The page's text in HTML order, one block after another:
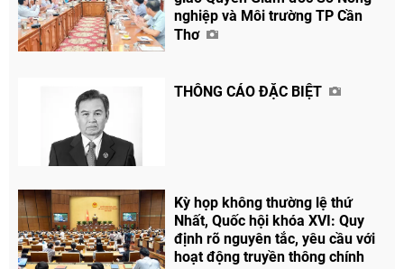
nghiệp và Môi trường TP Cần
Thơ
THÔNG CÁO ĐẶC BIỆT
Kỳ họp không thường lệ thứ
Nhất, Quốc hội khóa XVI: Quy
định rõ nguyên tắc, yêu cầu với
hoạt động truyền thông chính